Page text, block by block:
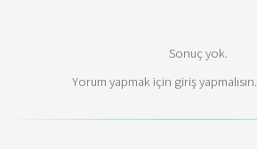
Sonuç yok.
Yorum yapmak için giriş yapmalısın.